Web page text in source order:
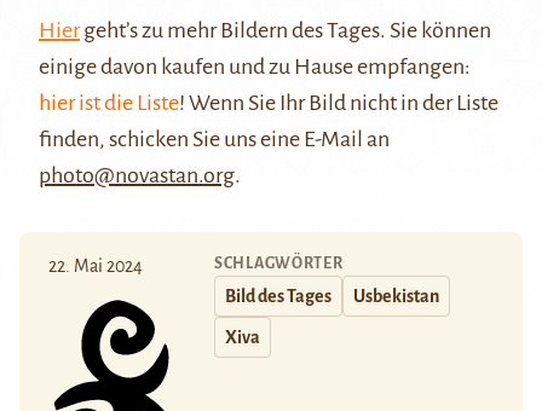
Hiergeht’s zu mehr Bildern des Tages. Sie können
einige davon kaufen und zu Hause empfangen:
hier ist die Liste! Wenn Sie Ihr Bild nicht in der Liste
finden, schicken Sie uns eine E-Mail an
photo@novastan.org.
22. Mai 2024 SCHLAGWÖRTER
Bild des Tages Usbekistan
Xiva